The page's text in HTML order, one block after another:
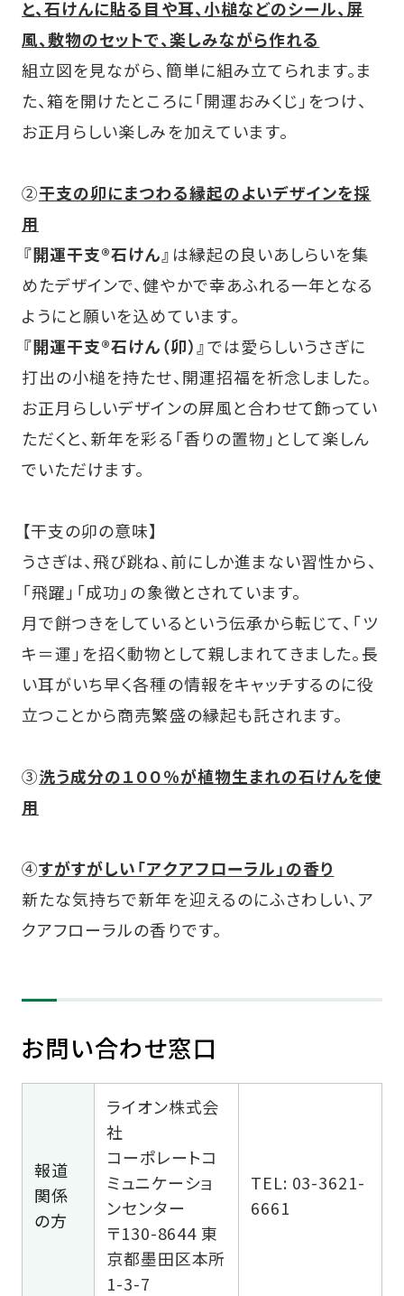
と、石けんに貼る目や耳、小槌などのシール、屏
風、敷物のセットで、楽しみながら作れる
組立図を見ながら、簡単に組み立てられます。ま
た、箱を開けたところに「開運おみくじ」をつけ、
お正月らしい楽しみを加えています。
②干支の卯にまつわる縁起のよいデザインを採
用
『開運干支®石けん』 は縁起の良いあしらいを集
めたデザインで、健やかで幸あふれる一年となる
ようにと願いを込めています。
『開運干支®石けん（卯）』では愛らしいうさぎに
打出の小槌を持たせ、開運招福を祈念しました。
お正月らしいデザインの屏風と合わせて飾ってい
ただくと、新年を彩る「香りの置物」として楽しん
でいただけます。
【干支の卯の意味】
うさぎは、飛び跳ね、前にしか進まない習性から、
「飛躍」「成功」の象徴とされています。
月で餅つきをしているという伝承から転じて、「ツ
キ＝運」を招く動物として親しまれてきました。長
い耳がいち早く各種の情報をキャッチするのに役
立つことから商売繁盛の縁起も託されます。
③洗う成分の１００％が植物生まれの石けんを使
用
④すがすがしい「アクアフローラル」の香り
新たな気持ちで新年を迎えるのにふさわしい、ア
クアフローラルの香りです。
お問い合わせ窓口
報道
関係
の方
ライオン株式会
社
コーポレートコ
ミュニケーショ
ンセンター
〒130-8644 東
京都墨田区本所
1-3-7
TEL: 03-3621-
6661